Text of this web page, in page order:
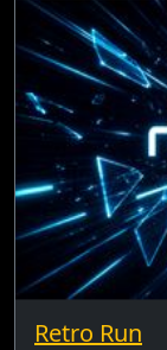
Retro Run